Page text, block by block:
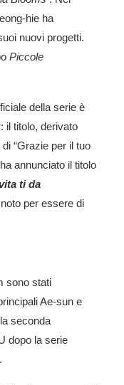
hie ha
nuovi progetti.
Piccole
della serie è
il titolo, derivato
“Grazie per il tuo
annunciato il titolo
ti da
per essere di
sono stati
Ae-sun e
seconda
dopo la serie